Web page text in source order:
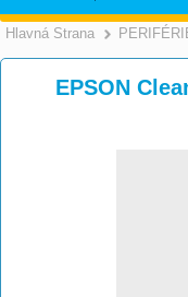
Hlavná Strana
EPSON